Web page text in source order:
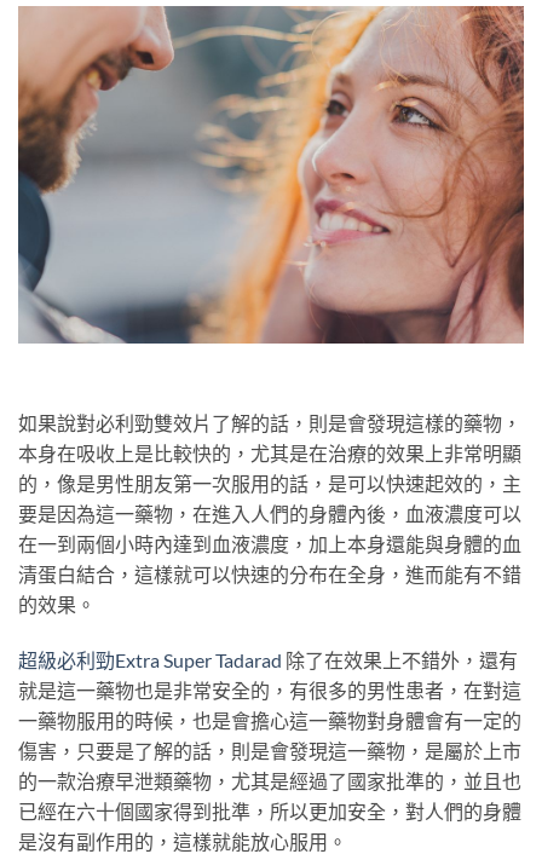
如果說對必利勁雙效片了解的話，則是會發現這樣的藥物，
本身在吸收上是比較快的，尤其是在治療的效果上非常明顯
的，像是男性朋友第一次服用的話，是可以快速起效的，主
要是因為這一藥物，在進入人們的身體內後，血液濃度可以
在一到兩個小時內達到血液濃度，加上本身還能與身體的血
清蛋白結合，這樣就可以快速的分布在全身，進而能有不錯
的效果。
超級必利勁Extra Super Tadarad 除了在效果上不錯外，還有
就是這一藥物也是非常安全的，有很多的男性患者，在對這
一藥物服用的時候，也是會擔心這一藥物對身體會有一定的
傷害，只要是了解的話，則是會發現這一藥物，是屬於上市
的一款治療早泄類藥物，尤其是經過了國家批準的，並且也
已經在六十個國家得到批準，所以更加安全，對人們的身體
是沒有副作用的，這樣就能放心服用。